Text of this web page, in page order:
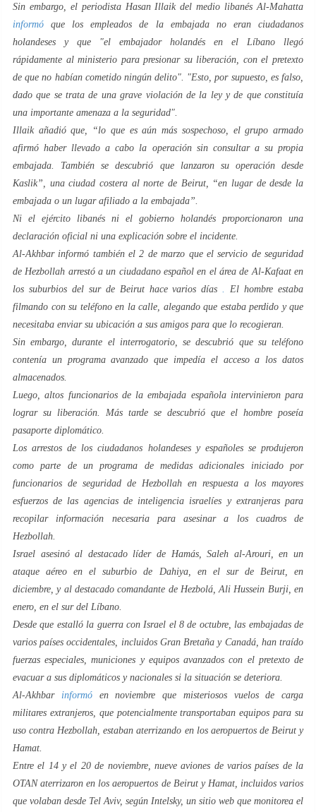
Sin embargo, el periodista Hasan Illaik del medio libanés Al-Mahatta
informó que los empleados de la embajada no eran ciudadanos
holandeses y que "el embajador holandés en el Líbano llegó
rápidamente al ministerio para presionar su liberación, con el pretexto
de que no habían cometido ningún delito". "Esto, por supuesto, es falso,
dado que se trata de una grave violación de la ley y de que constituía
una importante amenaza a la seguridad".
Illaik añadió que, “lo que es aún más sospechoso, el grupo armado
afirmó haber llevado a cabo la operación sin consultar a su propia
embajada. También se descubrió que lanzaron su operación desde
Kaslik”, una ciudad costera al norte de Beirut, “en lugar de desde la
embajada o un lugar afiliado a la embajada”.
Ni el ejército libanés ni el gobierno holandés proporcionaron una
declaración oficial ni una explicación sobre el incidente.
Al-Akhbarinformó también el 2 de marzo que el servicio de seguridad
de Hezbollah arrestó a un ciudadano español en el área de Al-Kafaat en
los suburbios del sur de Beirut hace varios días
El hombre estaba
filmando con su teléfono en la calle, alegando que estaba perdido y que
necesitaba enviar su ubicación a sus amigos para que lo recogieran.
Sin embargo, durante el interrogatorio, se descubrió que su teléfono
contenía un programa avanzado que impedía el acceso a los datos
almacenados.
Luego, altos funcionarios de la embajada española intervinieron para
lograr su liberación. Más tarde se descubrió que el hombre poseía
pasaporte diplomático.
Los arrestos de los ciudadanos holandeses y españoles se produjeron
como parte de un programa de medidas adicionales iniciado por
funcionarios de seguridad de Hezbollah en respuesta a los mayores
esfuerzos de las agencias de inteligencia israelíes y extranjeras para
recopilar información necesaria para asesinar a los cuadros de
Hezbollah.
Israel asesinó al destacado líder de Hamás, Saleh al-Arouri, en un
ataque aéreo en el suburbio de Dahiya, en el sur de Beirut, en
diciembre, y al destacado comandante de Hezbolá, Ali Hussein Burji, en
enero, en el sur del Líbano.
Desde que estalló la guerra con Israel el 8 de octubre, las embajadas de
varios países occidentales, incluidos Gran Bretaña y Canadá, han traído
fuerzas especiales, municiones y equipos avanzados con el pretexto de
evacuar a sus diplomáticos y nacionales si la situación se deteriora.
Al-Akhbar informóen noviembre que misteriosos vuelos de carga
militares extranjeros, que potencialmente transportaban equipos para su
uso contra Hezbollah, estaban aterrizando en los aeropuertos de Beirut y
Hamat.
Entre el 14 y el 20 de noviembre, nueve aviones de varios países de la
OTAN aterrizaron en los aeropuertos de Beirut y Hamat, incluidos varios
que volaban desde Tel Aviv, según Intelsky, un sitio web que monitorea el